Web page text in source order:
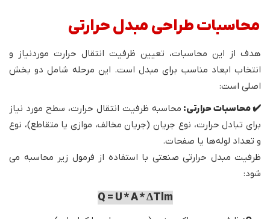
محاسبات طراحی مبدل حرارتی
هدف از این محاسبات، تعیین ظرفیت انتقال حرارت موردنیاز و
انتخاب ابعاد مناسب برای مبدل است. این مرحله شامل دو بخش
اصلی است:
✔️ محاسبات حرارتی: محاسبه ظرفیت انتقال حرارت، سطح مورد نیاز
برای تبادل حرارت، نوع جریان (جریان مخالف، موازی یا متقاطع)، نوع
و تعداد لوله‌ها یا صفحات.
ظرفیت مبدل حرارتی صنعتی با استفاده از فرمول زیر محاسبه می
شود:
Q = U * A * ΔTlm